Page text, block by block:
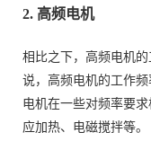
2. 高频电机
相比之下，高频电机
说，高频电机的工作
电机在一些对频率要
应加热、电磁搅拌等。